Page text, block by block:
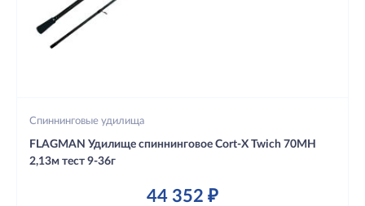
Спиннинговые удилища
FLAGMAN Удилище спиннинговое Cort-X Twich 70MH
2,13м тест 9-36г
44 352 ₽